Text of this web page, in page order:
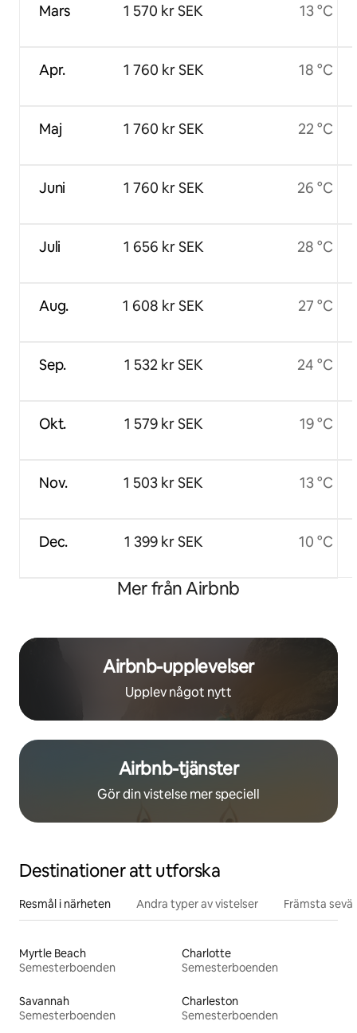
Mars
Apr.
Maj
Juni
Juli
Aug.
Sep.
Okt.
Nov.
Dec.
1 570 kr SEK
1 760 kr SEK
1 760 kr SEK
1 760 kr SEK
1 656 kr SEK
1 608 kr SEK
1 532 kr SEK
1 579 kr SEK
1 503 kr SEK
1 399 kr SEK
13 °C
18 °C
22 °C
26 °C
28 °C
27 °C
24 °C
19 °C
13 °C
10 °C
Mer från Airbnb
Airbnb-upplevelser
Upplev något nytt
Airbnb-tjänster
Gör din vistelse mer speciell
Destinationer att utforska
Resmål i närheten Andra typer av vistelser Främsta
Myrtle Beach
Semesterboenden
Charlotte
Semesterboenden
Savannah
Semesterboenden
Charleston
Semesterboenden